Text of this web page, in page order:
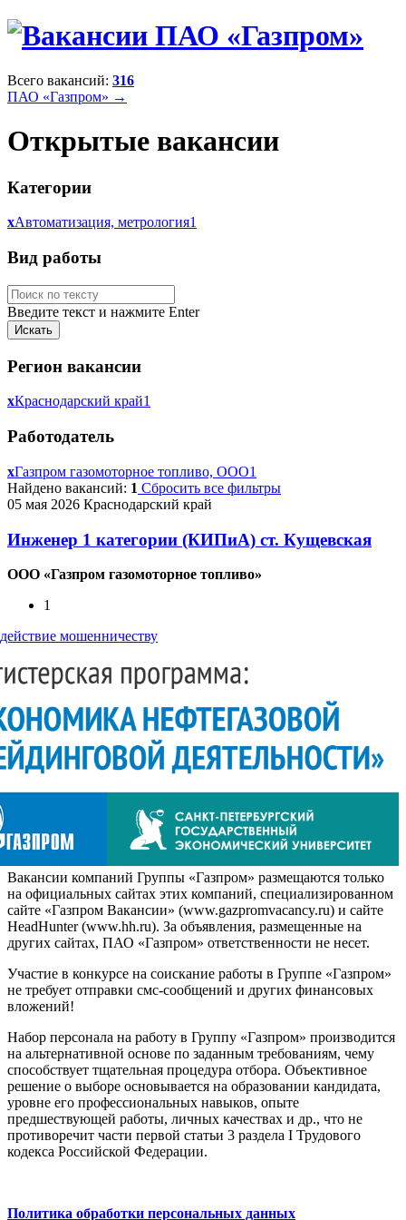
Всего вакансий: 316
ПАО «Газпром» →
Открытые вакансии
Категории
xАвтоматизация, метрология1
Вид работы
Введите текст и нажмите Enter
Регион вакансии
xКраснодарский край1
Работодатель
xГазпром газомоторное топливо, ООО1
Найдено вакансий: 1 Сбросить все фильтры
05 мая 2026 Краснодарский край
Инженер 1 категории (КИПиА) ст. Кущевская
ООО «Газпром газомоторное топливо»
1
мошенничеству
Вакансии компаний Группы «Газпром» размещаются только
на официальных сайтах этих компаний, специализированном
сайте «Газпром Вакансии» (www.gazpromvacancy.ru) и сайте
HeadHunter (www.hh.ru). За объявления, размещенные на
других сайтах, ПАО «Газпром» ответственности не несет.
Участие в конкурсе на соискание работы в Группе «Газпром»
не требует отправки смс-сообщений и других финансовых
вложений!
Набор персонала на работу в Группу «Газпром» производится
на альтернативной основе по заданным требованиям, чему
способствует тщательная процедура отбора. Объективное
решение о выборе основывается на образовании кандидата,
уровне его профессиональных навыков, опыте
предшествующей работы, личных качествах и др., что не
противоречит части первой статьи 3 раздела I Трудового
кодекса Российской Федерации.
Политика обработки персональных данных